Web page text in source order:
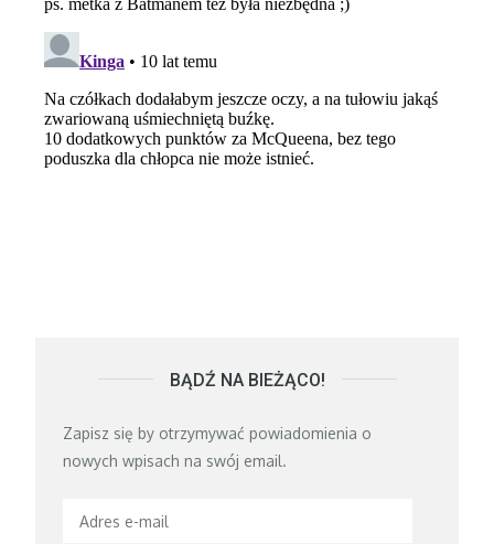
BĄDŹ NA BIEŻĄCO!
Zapisz się by otrzymywać powiadomienia o
nowych wpisach na swój email.
Adres